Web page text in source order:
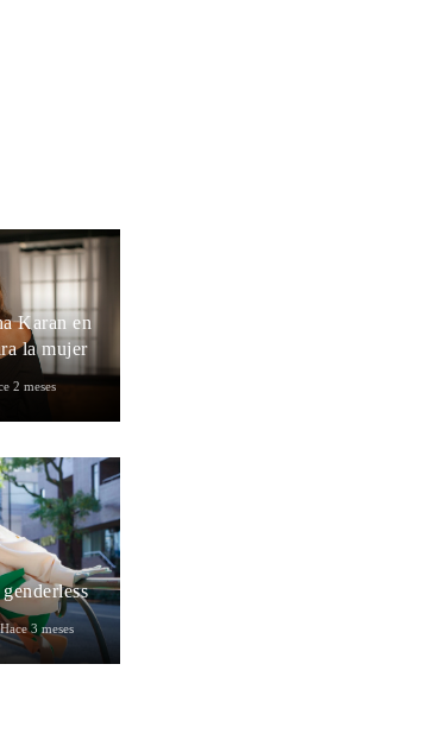
Karan en
la mujer
2 meses
Hace 3 meses